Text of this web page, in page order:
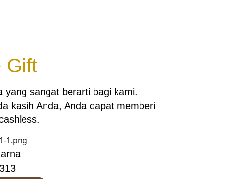
Gift
yang sangat berarti bagi kami.
kasih Anda, Anda dapat memberi